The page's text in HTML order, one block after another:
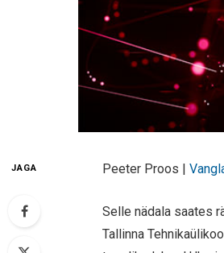
JAGA Peeter Proos |
Selle nädala saates
Tallinna